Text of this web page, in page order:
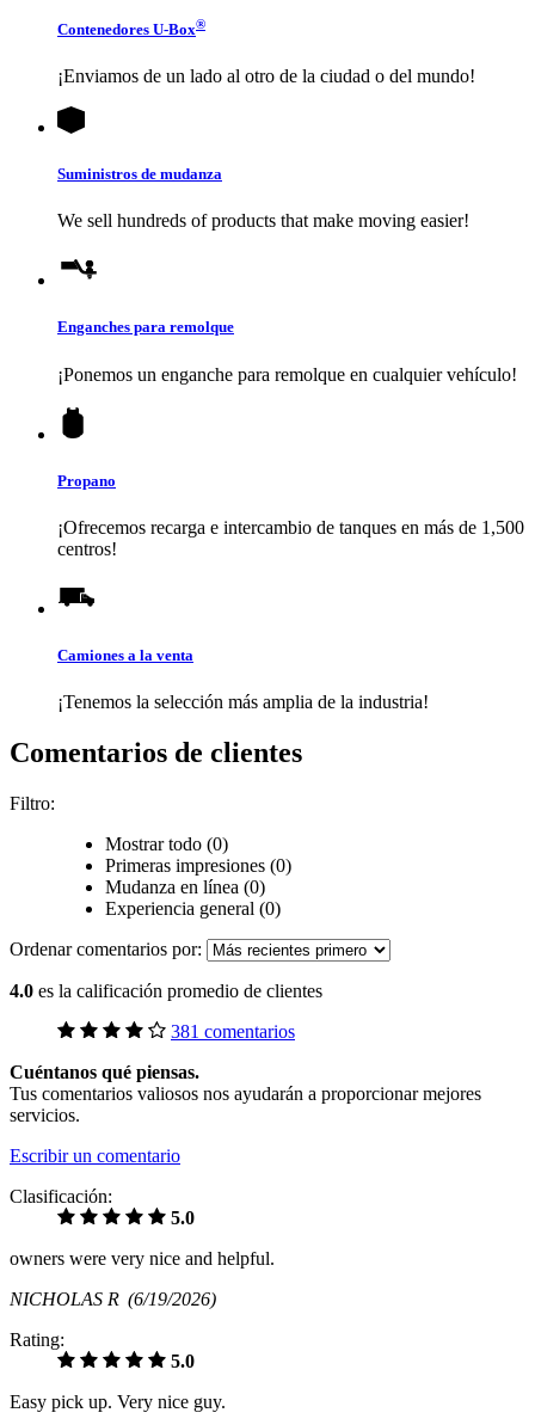
Contenedores U-Box®
¡Enviamos de un lado al otro de la ciudad o del mundo!
Suministros de mudanza
We sell hundreds of products that make moving easier!
Enganches para remolque
¡Ponemos un enganche para remolque en cualquier vehículo!
Propano
¡Ofrecemos recarga e intercambio de tanques en más de 1,500
centros!
Camiones a la venta
¡Tenemos la selección más amplia de la industria!
Comentarios de clientes
Filtro:
Mostrar todo (0)
Primeras impresiones (0)
Mudanza en línea (0)
Experiencia general (0)
Ordenar comentarios por:
4.0 es la calificación promedio de clientes
381 comentarios
Cuéntanos qué piensas.
Tus comentarios valiosos nos ayudarán a proporcionar mejores
servicios.
Escribir un comentario
Clasificación:
5.0
owners were very nice and helpful.
NICHOLAS R (6/19/2026)
Rating:
5.0
Easy pick up. Very nice guy.